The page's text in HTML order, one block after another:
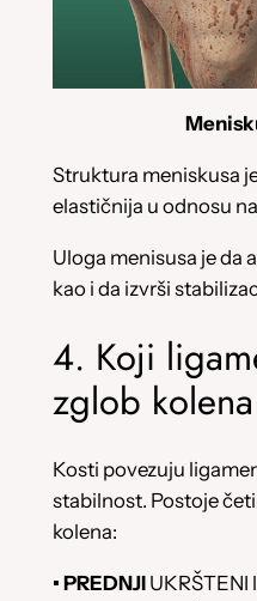
Struktura meniskusa
elastičnija u odnosu
Uloga menisusa je da
kao i da izvrši
4. Koji
zglob kolena
Kosti povezuju
stabilnost. Postoje
kolena:
• PREDNJIUKRŠTENI